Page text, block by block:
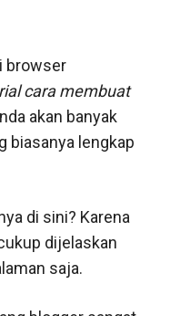
browser
cara membuat
akan banyak
biasanya lengkap
di sini? Karena
dijelaskan
saja.